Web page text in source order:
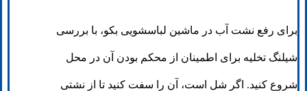
برای رفع نشت آب در ماشین لباسشویی بکو، با بررسی
شیلنگ تخلیه برای اطمینان از محکم بودن آن در محل
شروع کنید. اگر شل است، آن را سفت کنید تا از نشتی